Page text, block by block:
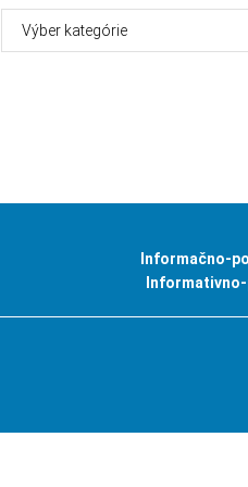
Informačno-